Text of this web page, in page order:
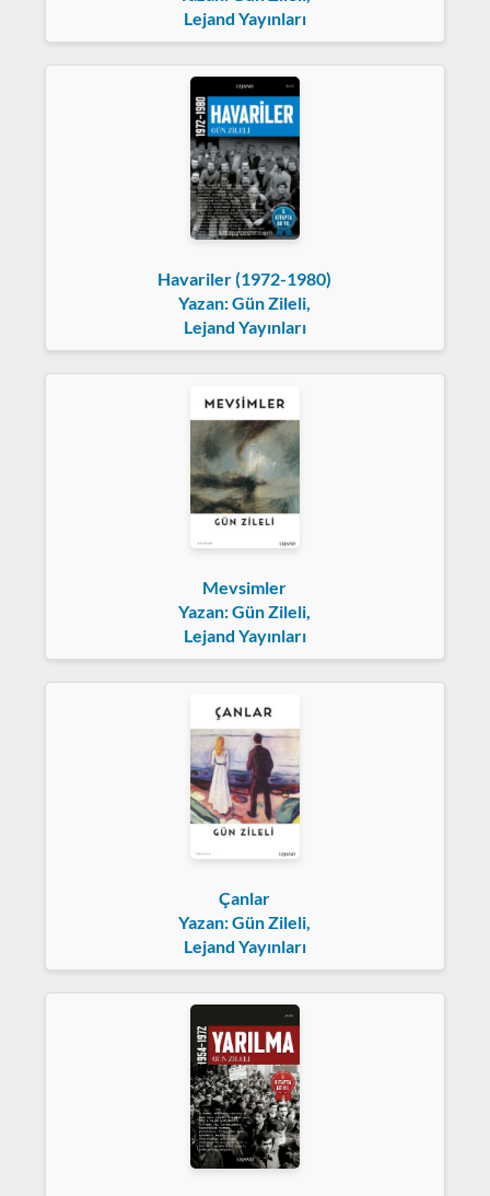
Lejand Yayınları
Havariler (1972-1980)
Yazan: Gün Zileli,
Lejand Yayınları
Mevsimler
Yazan: Gün Zileli,
Lejand Yayınları
Çanlar
Yazan: Gün Zileli,
Lejand Yayınları